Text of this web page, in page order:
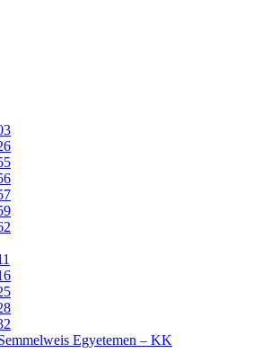
Egyetemen – KK